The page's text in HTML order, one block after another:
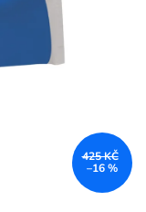
425 KČ
–16 %